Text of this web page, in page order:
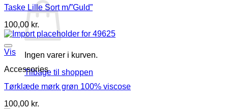
Ingen varer i kurven.
Tilbage til shoppen
Taske Lille Sort m/”Guld”
100,00 kr.
Vis
Accessories
Tørklæde mørk grøn 100% viscose
100,00 kr.